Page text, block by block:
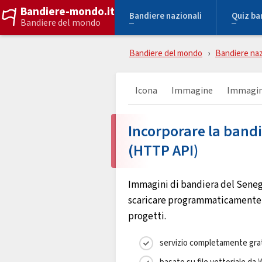
Bandiere-mondo.it
Bandiere del mondo
Bandiere nazionali Quiz
Bandiere del mondo Bandiere
Icona Immagine
Incorporare la
(HTTP API)
Immagini di bandiera del
scaricare
progetti.
servizio completamente